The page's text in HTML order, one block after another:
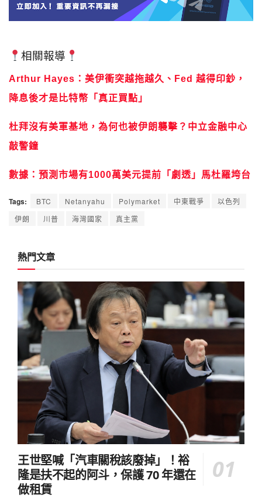
相關報導
Arthur Hayes：美伊衝突越拖越久、Fed 越得印鈔，
降息後才是比特幣「真正買點」
杜拜沒有美軍基地，為何也被伊朗襲擊？中立金融中心
敲警鐘
數據：預測市場有1000萬美元提前「劇透」馬杜羅垮台
Tags: BTC Netanyahu Polymarket 中東戰爭
以色列
伊朗
川普 海灣國家 真主黨
熱門文章
王世堅喊「汽車關稅該廢掉」！裕
隆是扶不起的阿斗，保護 70 年還在
做租賃